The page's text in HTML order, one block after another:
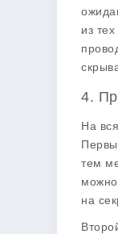
из
4.
На
тем
можно
на